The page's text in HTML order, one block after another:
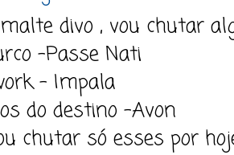
divo , vou chutar
-Passe Nati
- Impala
do destino -Avon
chutar só esses por